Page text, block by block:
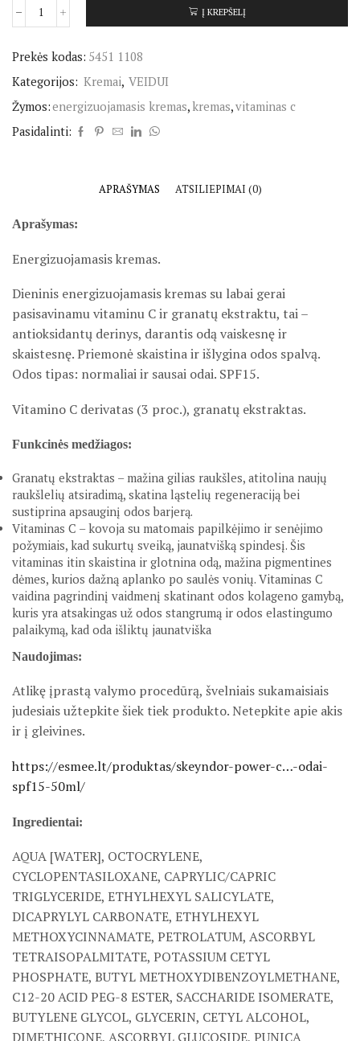
Į KREPŠELĮ
Prekės kodas: 5451 1108
Kategorijos: Kremai, VEIDUI
Žymos:energizuojamasis kremas,kremas,vitaminas c
Pasidalinti:
APRAŠYMAS ATSILIEPIMAI (0)
Aprašymas:
Energizuojamasis kremas.
Dieninis energizuojamasis kremas su labai gerai
pasisavinamu vitaminu C ir granatų ekstraktu, tai –
antioksidantų derinys, darantis odą vaiskesnę ir
skaistesnę. Priemonė skaistina ir išlygina odos spalvą.
Odos tipas: normaliai ir sausai odai. SPF15.
Vitamino C derivatas (3 proc.), granatų ekstraktas.
Funkcinės medžiagos:
Granatų ekstraktas – mažina gilias raukšles, atitolina naujų
raukšlelių atsiradimą, skatina ląstelių regeneraciją bei
sustiprina apsauginį odos barjerą.
Vitaminas C – kovoja su matomais papilkėjimo ir senėjimo
požymiais, kad sukurtų sveiką, jaunatvišką spindesį. Šis
vitaminas itin skaistina ir glotnina odą, mažina pigmentines
dėmes, kurios dažną aplanko po saulės vonių. Vitaminas C
vaidina pagrindinį vaidmenį skatinant odos kolageno gamybą,
kuris yra atsakingas už odos stangrumą ir odos elastingumo
palaikymą, kad oda išliktų jaunatviška
Naudojimas:
Atlikę įprastą valymo procedūrą, švelniais sukamaisiais
judesiais užtepkite šiek tiek produkto. Netepkite apie akis
ir į gleivines.
https://esmee.lt/produktas/skeyndor-power-c…-odai-
spf15-50ml/
Ingredientai:
AQUA [WATER], OCTOCRYLENE,
CYCLOPENTASILOXANE, CAPRYLIC/CAPRIC
TRIGLYCERIDE, ETHYLHEXYL SALICYLATE,
DICAPRYLYL CARBONATE, ETHYLHEXYL
METHOXYCINNAMATE, PETROLATUM, ASCORBYL
TETRAISOPALMITATE, POTASSIUM CETYL
PHOSPHATE, BUTYL METHOXYDIBENZOYLMETHANE,
C12-20 ACID PEG-8 ESTER, SACCHARIDE ISOMERATE,
BUTYLENE GLYCOL, GLYCERIN, CETYL ALCOHOL,
DIMETHICONE, ASCORBYL GLUCOSIDE, PUNICA